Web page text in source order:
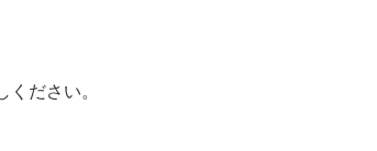
ださい。